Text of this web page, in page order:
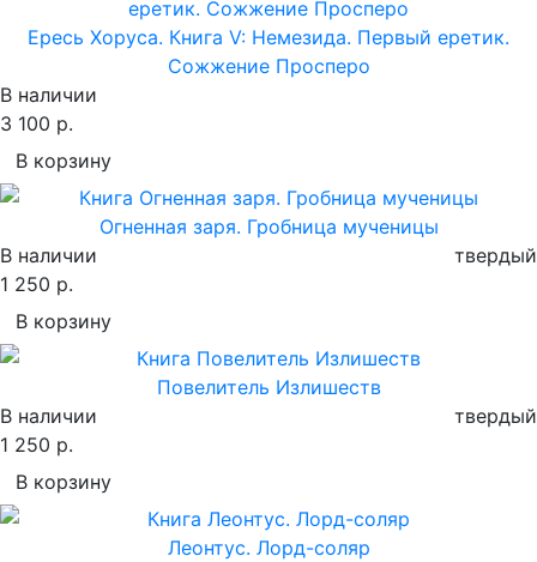
Ересь Хоруса. Книга V: Немезида. Первый еретик.
Сожжение Просперо
В наличии
3 100 р.
В корзину
Огненная заря. Гробница мученицы
В наличии
твердый
1 250 р.
В корзину
Повелитель Излишеств
В наличии
твердый
1 250 р.
В корзину
Леонтус. Лорд-соляр